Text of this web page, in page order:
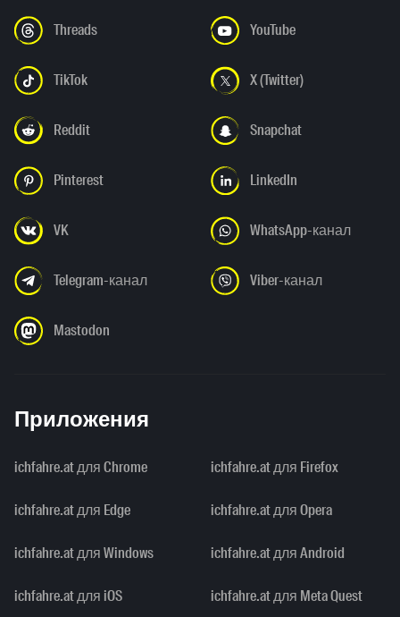
Threads YouTube
TikTok X (Twitter)
Reddit Snapchat
Pinterest LinkedIn
VK WhatsApp-канал
Telegram-канал Viber-канал
Mastodon
Приложения
ichfahre.at для Chrome ichfahre.at для Firefox
ichfahre.at для Edge ichfahre.at для Opera
ichfahre.at для Windows ichfahre.at для Android
ichfahre.at для iOS ichfahre.at для Meta Quest